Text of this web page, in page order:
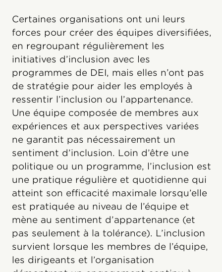
Certaines organisations ont uni leurs
forces pour créer des équipes diversifiées,
en regroupant régulièrement les
initiatives d’inclusion avec les
programmes de DEI, mais elles n’ont pas
de stratégie pour aider les employés à
ressentir l’inclusion ou l’appartenance.
Une équipe composée de membres aux
expériences et aux perspectives variées
ne garantit pas nécessairement un
sentiment d’inclusion. Loin d’être une
politique ou un programme, l’inclusion est
une pratique régulière et quotidienne qui
atteint son efficacité maximale lorsqu’elle
est pratiquée au niveau de l’équipe et
mène au sentiment d’appartenance (et
pas seulement à la tolérance). L’inclusion
survient lorsque les membres de l’équipe,
les dirigeants et l’organisation